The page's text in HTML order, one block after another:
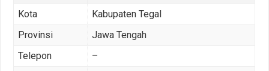
Kota
Kabupaten Tegal
Provinsi
Jawa Tengah
Telepon
–